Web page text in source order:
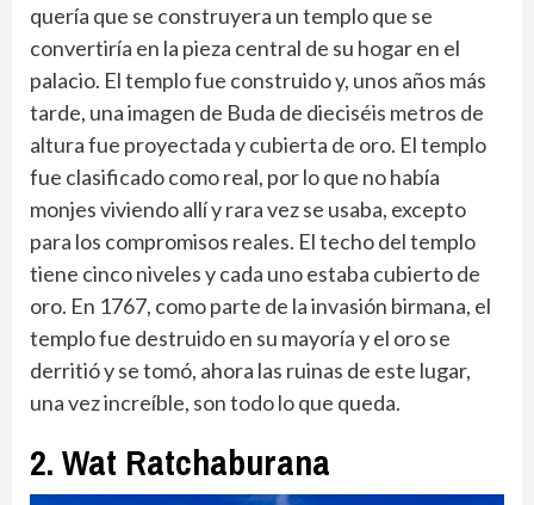
quería que se construyera un templo que se
convertiría en la pieza central de su hogar en el
palacio. El templo fue construido y, unos años más
tarde, una imagen de Buda de dieciséis metros de
altura fue proyectada y cubierta de oro. El templo
fue clasificado como real, por lo que no había
monjes viviendo allí y rara vez se usaba, excepto
para los compromisos reales. El techo del templo
tiene cinco niveles y cada uno estaba cubierto de
oro. En 1767, como parte de la invasión birmana, el
templo fue destruido en su mayoría y el oro se
derritió y se tomó, ahora las ruinas de este lugar,
una vez increíble, son todo lo que queda.
2. Wat Ratchaburana